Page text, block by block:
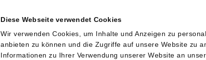
Diese Webseite verwendet Cookies
Wir verwenden Cookies, um Inhalte und Anzeigen zu
anbieten zu können und die Zugriffe auf unsere Website zu
Informationen zu Ihrer Verwendung unserer Website an